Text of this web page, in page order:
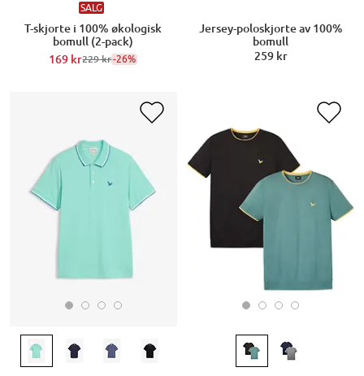
SALG
T-skjorte i 100% økologisk
bomull (2-pack)
169 kr229 kr-26%
Jersey-poloskjorte av 100%
bomull
259 kr